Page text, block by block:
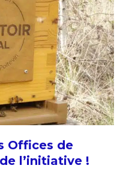
Offices de
l’initiative !